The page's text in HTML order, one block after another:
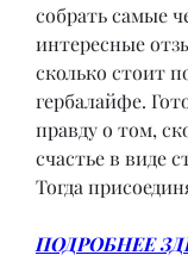
собрать самые
интересные
сколько стоит
гербалайфе.
правду о том,
счастье в виде
Тогда
ПОДРОБНЕЕ